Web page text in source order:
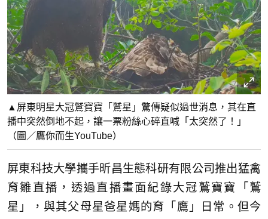
▲屏東明星大冠鷲寶寶「鷲星」驚傳疑似過世消息，其在直
播中突然倒地不起，讓一票粉絲心碎直喊「太突然了！」
（圖／鷹你而生YouTube）
屏東科技大學攜手昕昌生態科研有限公司推出猛禽
育雛直播，透過直播畫面紀錄大冠鷲寶寶「鷲
星」，與其父母星爸星媽的育「鷹」日常。但今